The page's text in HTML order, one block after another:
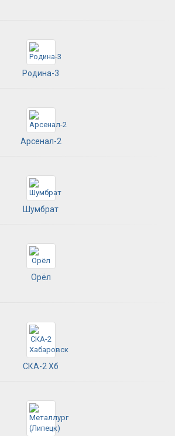
Родина-3
Арсенал-2
Шумбрат
Орёл
СКА-2 Хб